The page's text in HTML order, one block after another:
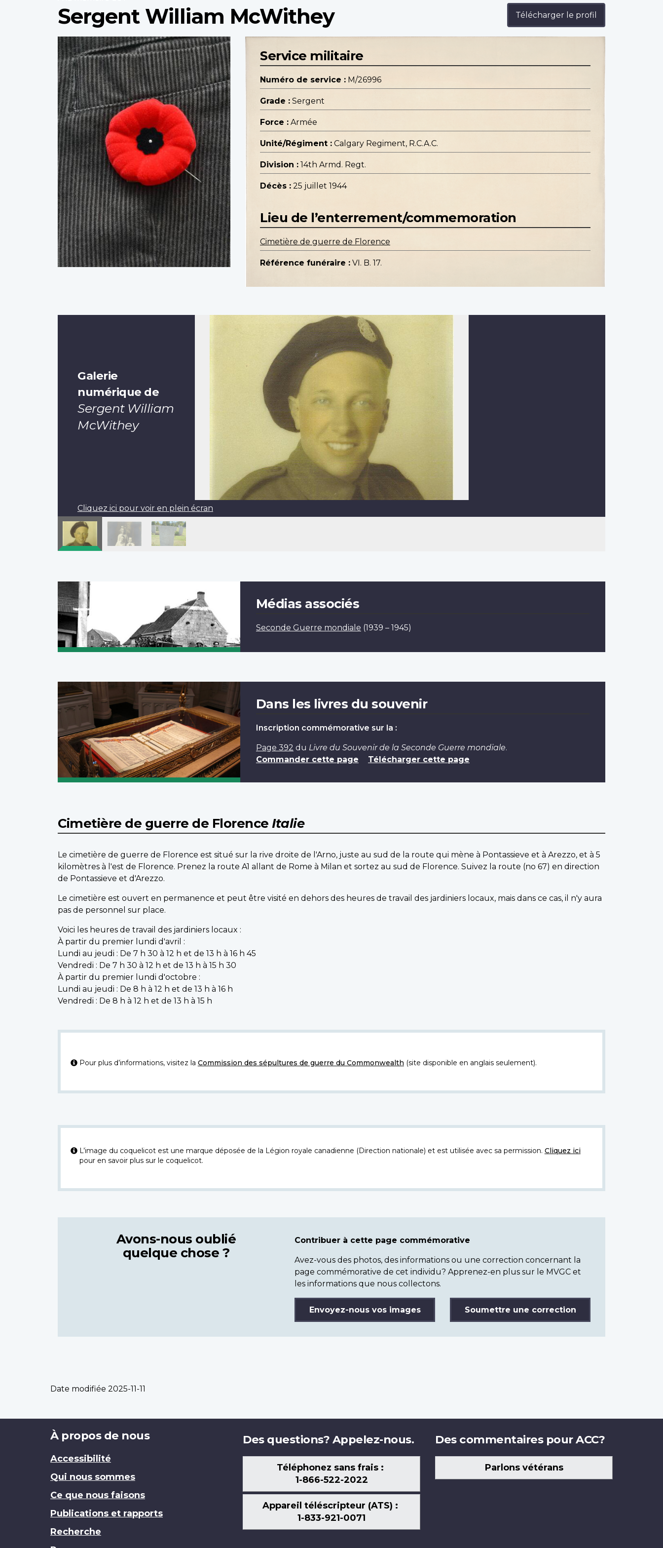
Sergent William McWithey Télécharger le profil
Profile
image
Service militaire
Numéro de service : M/26996
Grade : Sergent
Force : Armée
Unité/Régiment : Calgary Regiment, R.C.A.C.
Division : 14th Armd. Regt.
Décès : 25 juillet 1944
Lieu de l’enterrement/commemoration
Cimetière de guerre de Florence
Référence funéraire : VI. B. 17.
Galerie
numérique de
Sergent William
McWithey
Cliquez ici pour voir en plein écran
Médias associés
Seconde Guerre mondiale (1939 – 1945)
Dans les livres du souvenir
Inscription commémorative sur la :
Page 392 du Livre du Souvenir de la Seconde Guerre mondiale.
Commander cette page
Télécharger cette page
Cimetière de guerre de Florence Italie
Le cimetière de guerre de Florence est situé sur la rive droite de l'Arno, juste au sud de la route qui mène à Pontassieve et à Arezzo, et à 5
kilomètres à l'est de Florence. Prenez la route A1 allant de Rome à Milan et sortez au sud de Florence. Suivez la route (no 67) en direction
de Pontassieve et d'Arezzo.
Le cimetière est ouvert en permanence et peut être visité en dehors des heures de travail des jardiniers locaux, mais dans ce cas, il n'y aura
pas de personnel sur place.
Voici les heures de travail des jardiniers locaux :
À partir du premier lundi d'avril :
Lundi au jeudi : De 7 h 30 à 12 h et de 13 h à 16 h 45
Vendredi : De 7 h 30 à 12 h et de 13 h à 15 h 30
À partir du premier lundi d'octobre :
Lundi au jeudi : De 8 h à 12 h et de 13 h à 16 h
Vendredi : De 8 h à 12 h et de 13 h à 15 h
Pour plus d’informations, visitez la Commission des sépultures de guerre du Commonwealth (site disponible en anglais seulement).
L’image du coquelicot est une marque déposée de la Légion royale canadienne (Direction nationale) et est utilisée avec sa permission. Cliquez ici
pour en savoir plus sur le coquelicot.
Avons-nous oublié
quelque chose ?
Contribuer à cette page commémorative
Avez-vous des photos, des informations ou une correction concernant la
page commémorative de cet individu? Apprenez-en plus sur le MVGC et
les informations que nous collectons.
Envoyez-nous vos images Soumettre une correction
Date modifiée 2025-11-11
Brand
À propos de nous
Accessibilité
Qui nous sommes
Ce que nous faisons
Publications et rapports
Recherche
Des questions? Appelez-nous.
Téléphonez sans frais :
1-866-522-2022
Appareil téléscripteur (ATS) :
1-833-921-0071
Des commentaires pour ACC?
Parlons vétérans